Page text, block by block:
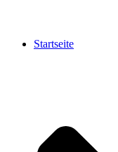
Startseite